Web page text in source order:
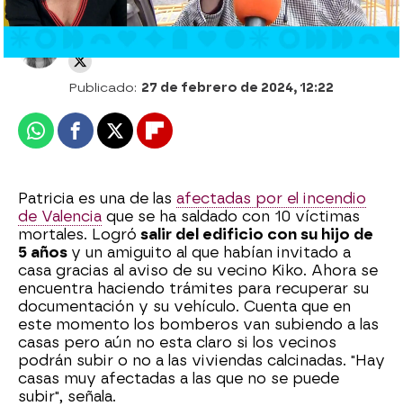
Publicado: 27 de febrero de 2024, 12:22
WhatsappFacebook
X Flipboard
Patricia es una de las afectadas por el incendio
de Valencia que se ha saldado con 10 víctimas
mortales. Logró salir del edificio con su hijo de
5 años y un amiguito al que habían invitado a
casa gracias al aviso de su vecino Kiko. Ahora se
encuentra haciendo trámites para recuperar su
documentación y su vehículo. Cuenta que en
este momento los bomberos van subiendo a las
casas pero aún no esta claro si los vecinos
podrán subir o no a las viviendas calcinadas. "Hay
casas muy afectadas a las que no se puede
subir", señala.